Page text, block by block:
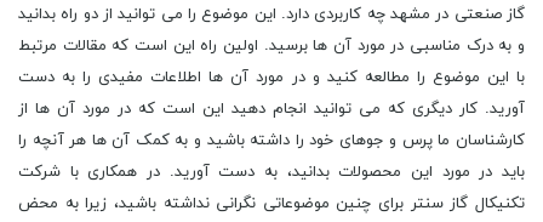
گاز صنعتی در مشهد چه کاربردی دارد. این موضوع را می توانید از دو راه بدانید
و به درک مناسبی در مورد آن ها برسید. اولین راه این است که مقالات مرتبط
با این موضوع را مطالعه کنید و در مورد آن ها اطلاعات مفیدی را به دست
آورید. کار دیگری که می توانید انجام دهید این است که در مورد آن ها از
کارشناسان ما پرس و جوهای خود را داشته باشید و به کمک آن ها هر آنچه را
باید در مورد این محصولات بدانید، به دست آورید. در همکاری با شرکت
تکنیکال گاز سنتر برای چنین موضوعاتی نگرانی نداشته باشید، زیرا به محض